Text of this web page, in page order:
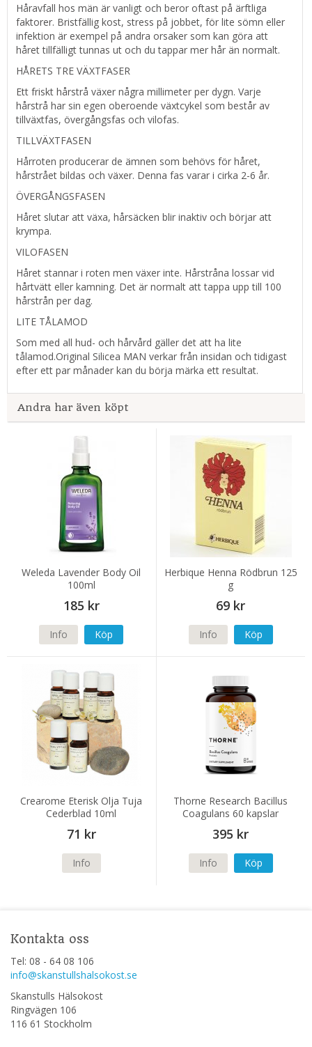
Håravfall hos män är vanligt och beror oftast på ärftliga
faktorer. Bristfällig kost, stress på jobbet, för lite sömn eller
infektion är exempel på andra orsaker som kan göra att
håret tillfälligt tunnas ut och du tappar mer hår än normalt.
HÅRETS TRE VÄXTFASER
Ett friskt hårstrå växer några millimeter per dygn. Varje
hårstrå har sin egen oberoende växtcykel som består av
tillväxtfas, övergångsfas och vilofas.
TILLVÄXTFASEN
Hårroten producerar de ämnen som behövs för håret,
hårstrået bildas och växer. Denna fas varar i cirka 2-6 år.
ÖVERGÅNGSFASEN
Håret slutar att växa, hårsäcken blir inaktiv och börjar att
krympa.
VILOFASEN
Håret stannar i roten men växer inte. Hårstråna lossar vid
hårtvätt eller kamning. Det är normalt att tappa upp till 100
hårstrån per dag.
LITE TÅLAMOD
Som med all hud- och hårvård gäller det att ha lite
tålamod.Original Silicea MAN verkar från insidan och tidigast
efter ett par månader kan du börja märka ett resultat.
Andra har även köpt
Weleda Lavender Body Oil
100ml
185 kr
Info Köp
Herbique Henna Rödbrun 125
g
69 kr
Info Köp
Crearome Eterisk Olja Tuja
Cederblad 10ml
71 kr
Info
Thorne Research Bacillus
Coagulans 60 kapslar
395 kr
Info Köp
Kontakta oss
Tel: 08 - 64 08 106
info@skanstullshalsokost.se
Skanstulls Hälsokost
Ringvägen 106
116 61 Stockholm